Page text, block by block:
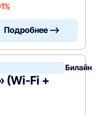
Подробнее —>
Билайн
(Wi-Fi +